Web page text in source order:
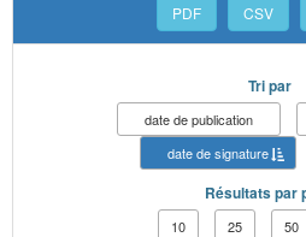
PDF CSV
Tri par
date de publication
date de signature
Résultats par
10 25 50